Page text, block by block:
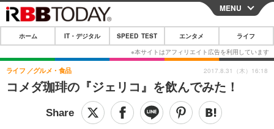
CLOSE
ホーム
IT・デジタル
IT・デジタルTOP スマートフォン
ネタ ガジェット・ツール
SPEED TEST
エンタメ
MENU
ホーム IT・デジタル SPEED TEST エンタメ ライフ
コメダ珈琲の『ジェリコ』を飲んでみた！
ライフ グルメ・食品 2017.8.31（木）16:18